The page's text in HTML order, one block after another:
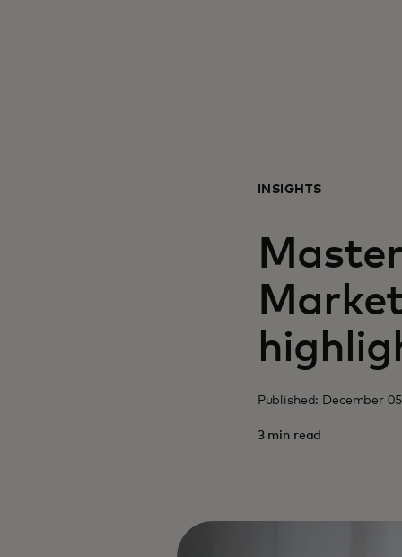
INSIGHTS
Published: December
3 min read